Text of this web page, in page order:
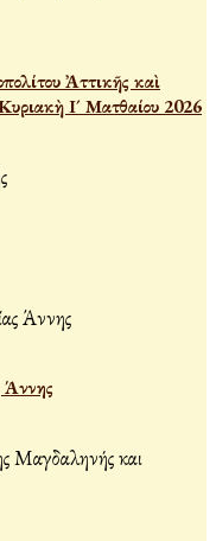
Ἀττικῆς καὶ
Ι´ Ματθαίου 2026
Άννης